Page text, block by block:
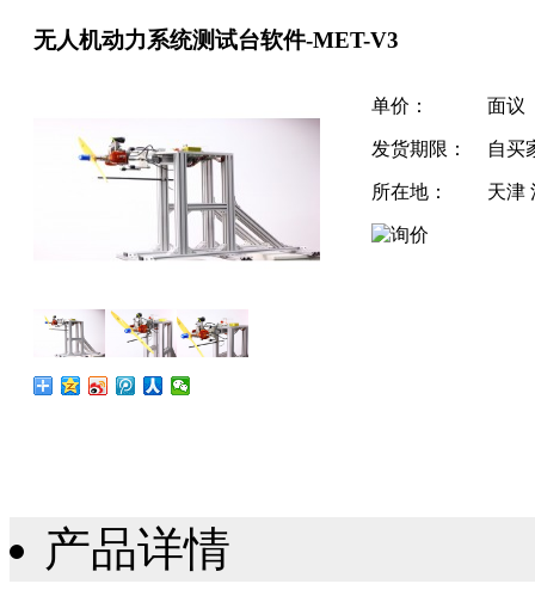
无人机动力系统测试台软件-MET-V3
单价： 面议
发货期限： 自买
所在地： 天津
产品详情